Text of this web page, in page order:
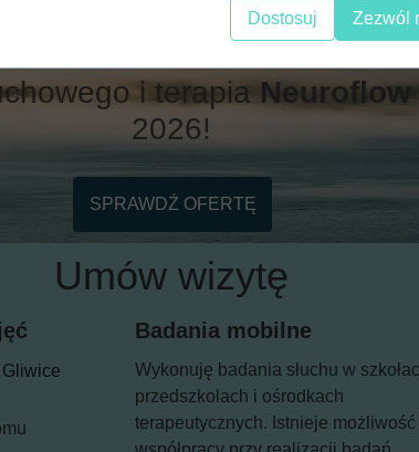
NOWOŚĆ!!!
i terapia Neuroflow
2026!
SPRAWDŹ OFERTĘ
Umów wizytę
Badania mobilne
Wykonuję badania słuchu w
przedszkolach i ośrodkach
terapeutycznych. Istnieje możliwość
Dostosuj Zezwól